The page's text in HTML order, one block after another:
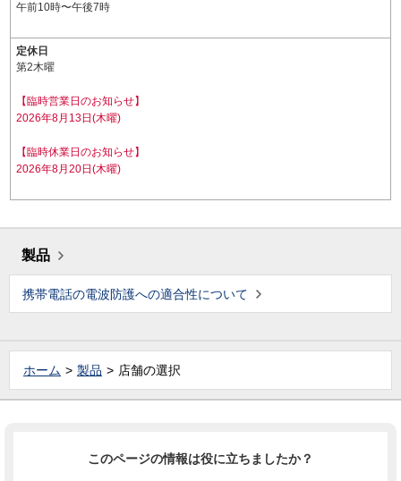
午前10時〜午後7時
定休日
第2木曜
【臨時営業日のお知らせ】
2026年8月13日(木曜)
【臨時休業日のお知らせ】
2026年8月20日(木曜)
製品
携帯電話の電波防護への適合性について
ホーム 製品 店舗の選択
このページの情報は役に立ちましたか？